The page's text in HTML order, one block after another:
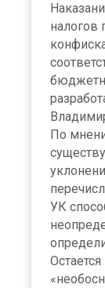
налогов
По
УК